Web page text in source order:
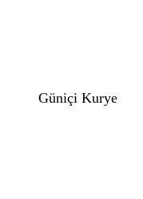
Güniçi Kurye